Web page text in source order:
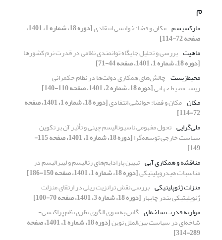
م
مارکسیسم مکان و فضا: خوانشی انتقادی [دوره 18، شماره 1، 1401،
صفحه 72-114]
ماهیت بررسی و تحلیل جایگاه توانمندی نظامی در قدرت نرم کشورها
[دوره 18، شماره 1، 1401، صفحه 44-71]
محیط‌زیست چالش‌های همکاری‌ دولت‌ها در نظام حکمرانی
زیست‌محیط جهانی[دوره 18، شماره 2، 1401، صفحه 110-140]
مکان مکان و فضا: خوانشی انتقادی [دوره 18، شماره 1، 1401، صفحه
72-114]
ملی‌‌‌‌گرایی تحول مفهومی ناسیونالیسم چینی و تأثیر آن بر تکوین
سیاست خارجی توسعه‌‌‌‌گرا [دوره 18، شماره 1، 1401، صفحه 115-
149]
مناقشه و همکاری آبی تبیین پارادایم‌های‌‌‌ رئالیسم و لیبرالیسم در
مناسبات هیدروپلیتیکی[دوره 18، شماره 1، 1401، صفحه 150-186]
منزلت ژئوپلیتیکی بررسی نقش ترانزیت ریلی در ارتقای منزلت
ژئوپلیتیکی بندر چابهار[دوره 18، شماره 3، 1401، صفحه 70-100]
موازنه قدرت شاخه‌ای گامی به‌سوی الگوی نظری نظم پراکنشی-
شاخه‌ای در سیاست بین‌الملل نوین [دوره 18، شماره 1، 1401، صفحه
289-314]